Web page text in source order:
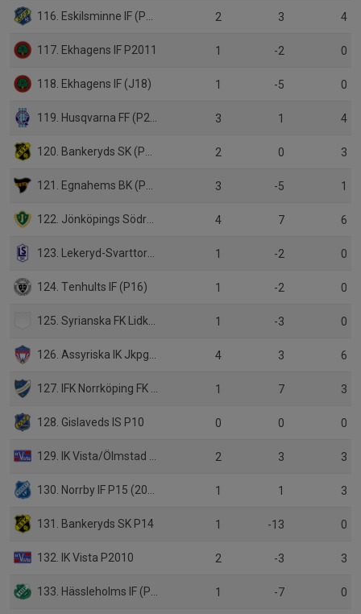
116. Eskilsminne IF (P16) 2 3 4
117. Ekhagens IF P2011 1 -2 0
118. Ekhagens IF (J18) 1 -5 0
119. Husqvarna FF (P2011) 3 1 4
120. Bankeryds SK (P16) 2 0 3
121. Egnahems BK (P16) 3 -5 1
122. Jönköpings Södra IF (P2011) 4 7 6
123. Lekeryd-Svarttorps SK P16 1 -2 0
124. Tenhults IF (P16) 1 -2 0
125. Syrianska FK Lidköping (3) 1 -3 0
126. Assyriska IK Jkpg (3) 4 3 6
127. IFK Norrköping FK P13 1 7 3
128. Gislaveds IS P10 0 0 0
129. IK Vista/Ölmstad IS (P18) 2 3 3
130. Norrby IF P15 (2011) 1 1 3
131. Bankeryds SK P14 1 -13 0
132. IK Vista P2010 2 -3 3
133. Hässleholms IF (P2011) 1 -7 0